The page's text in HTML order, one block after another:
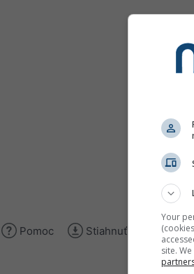
Pomoc Stiahnuť obrázok
Your
site.